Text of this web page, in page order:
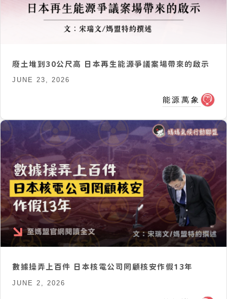
廢土堆到30公尺高 日本再生能源爭議案場帶來的啟示
JUNE 23, 2026
能源萬象
數據操弄上百件 日本核電公司罔顧核安作假13年
JUNE 2, 2026